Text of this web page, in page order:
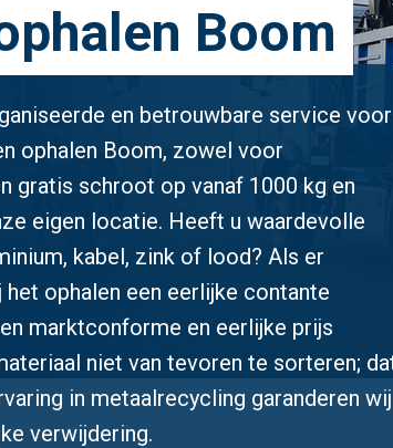
Boom
en betrouwbare service voor
ophalen Boom, zowel voor
gratis schroot op vanaf 1000 kg en
eigen locatie. Heeft u waardevolle
kabel, zink of lood? Als er
ophalen een eerlijke contante
marktconforme en eerlijke prijs
niet van tevoren te sorteren;
in metaalrecycling garanderen wij
verwijdering.